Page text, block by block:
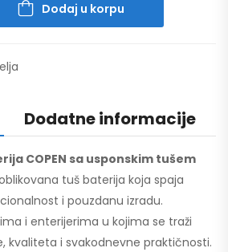
Dodaj u korpu
Dodatne informacije
COPEN sa usponskim tušem
tuš baterija koja spaja
i pouzdanu izradu.
i enterijerima u kojima se traži
kvaliteta i svakodnevne praktičnosti.